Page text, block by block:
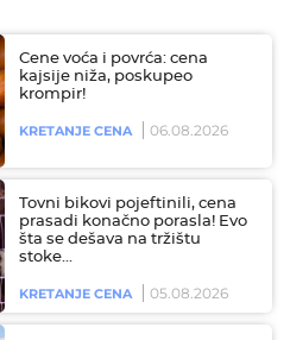
Cene voća i povrća: cena
kajsije niža, poskupeo
krompir!
KRETANJE CENA 06.08.2026
Tovni bikovi pojeftinili, cena
prasadi konačno porasla! Evo
šta se dešava na tržištu
stoke…
KRETANJE CENA 05.08.2026